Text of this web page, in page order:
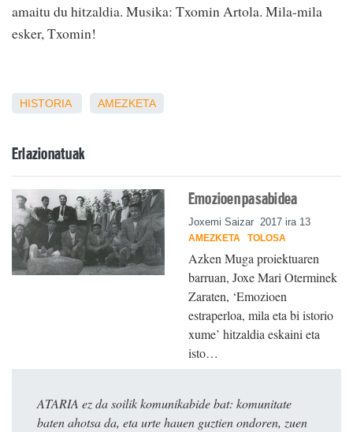
amaitu du hitzaldia. Musika: Txomin Artola. Mila-mila
esker, Txomin!
HISTORIA AMEZKETA
Erlazionatuak
Emozioen pasabidea
Joxemi Saizar 2017 ira 13
AMEZKETA TOLOSA
Azken Muga proiektuaren
barruan, Joxe Mari Oterminek
Zaraten, ‘Emozioen
estraperloa, mila eta bi istorio
xume’ hitzaldia eskaini eta
isto…
ATARIA ez da soilik komunikabide bat: komunitate
baten ahotsa da, eta urte hauen guztien ondoren, zuen